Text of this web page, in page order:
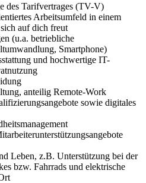
des Tarifvertrages (TV-V)
Arbeitsumfeld in einem
auf dich freut
(u.a. betriebliche
Smartphone)
und hochwertige IT-
anteilig Remote-Work
sowie digitales
Leben, z.B. Unterstützung bei der
bzw. Fahrrads und elektrische